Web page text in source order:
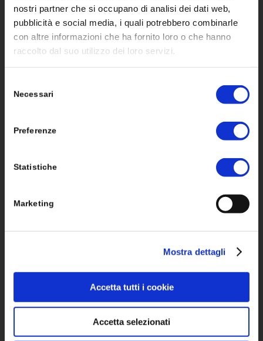
nostri partner che si occupano di analisi dei dati web,
pubblicità e social media, i quali potrebbero combinarle
con altre informazioni che ha fornito loro o che hanno
raccolto dal suo utilizzo dei loro servizi.
delNecessari
Preferenze
Statistiche
Marketing
Mostra dettagli
Accetta tutti i cookie
Accetta selezionati
SOLUZIONI
Moduli
Ottimizzatori di potenza
Accessori Elettrici
Sistemi ad Isola Stand Alone